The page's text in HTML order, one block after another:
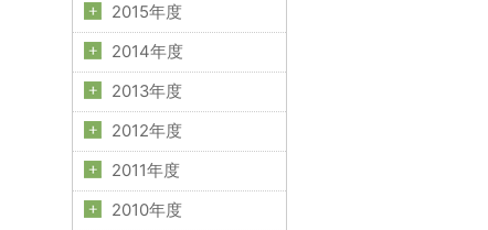
2015年度
2014年度
2013年度
2012年度
2011年度
2010年度